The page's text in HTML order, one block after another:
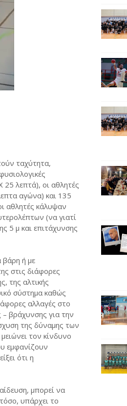
ταχύτητα,
λεπτά), οι αθλητές
αγώνα) και 135
αθλητές κάλυψαν
(να γιατί
5 μ και επιτάχυνσης
βάρη ή με
στις διάφορες
της αλτικής
σύστημα καθώς
αλλαγές στο
βράχυνσης για την
της δύναμης των
τον κίνδυνο
εμφανίζουν
ότι η
μπορεί να
υπάρχει το